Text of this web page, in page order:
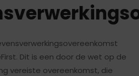
Dit is een door de wet op de
vereiste overeenkomst, die